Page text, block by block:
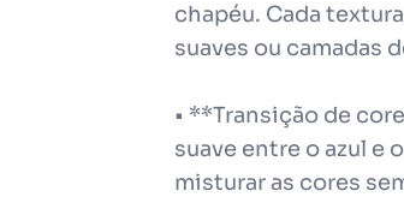
chapéu. Cada
suaves ou camadas
• **Transição de
suave entre o azul e
misturar as cores